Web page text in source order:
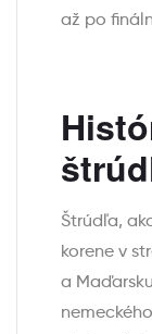
až po
Štrúdľa,
korene v
a